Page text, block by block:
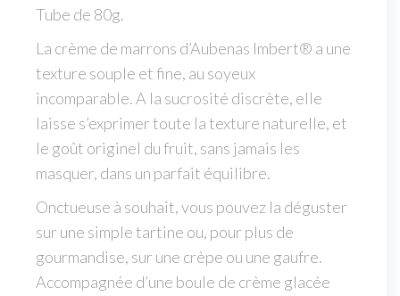
Tube de 80g.
La crème de marrons d’Aubenas Imbert® a une
texture souple et fine, au soyeux
incomparable. A la sucrosité discrète, elle
laisse s’exprimer toute la texture naturelle, et
le goût originel du fruit, sans jamais les
masquer, dans un parfait équilibre.
Onctueuse à souhait, vous pouvez la déguster
sur une simple tartine ou, pour plus de
gourmandise, sur une crèpe ou une gaufre.
Accompagnée d’une boule de crème glacée